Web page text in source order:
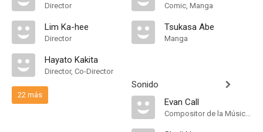
Director
Lim Ka-hee
Director
Hayato Kakita
Director, Co-Director
22 más
Comic, Manga
Tsukasa Abe
Manga
Sonido
Evan Call
Compositor de la Música Original